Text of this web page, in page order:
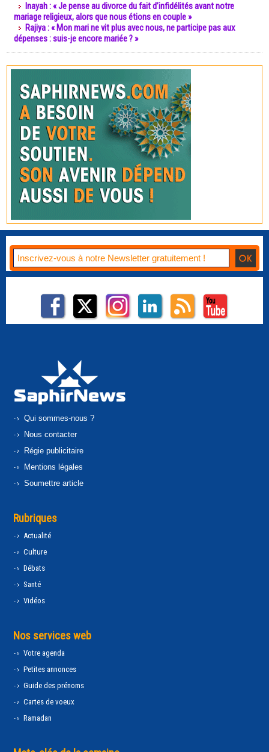
Inayah : « Je pense au divorce du fait d’infidélités avant notre
mariage religieux, alors que nous étions en couple »
Rajiya : « Mon mari ne vit plus avec nous, ne participe pas aux
dépenses : suis-je encore mariée ? »
Qui sommes-nous ?
Nous contacter
Régie publicitaire
Mentions légales
Soumettre article
Rubriques
Actualité
Culture
Débats
Santé
Vidéos
Nos services web
Votre agenda
Petites annonces
Guide des prénoms
Cartes de voeux
Ramadan